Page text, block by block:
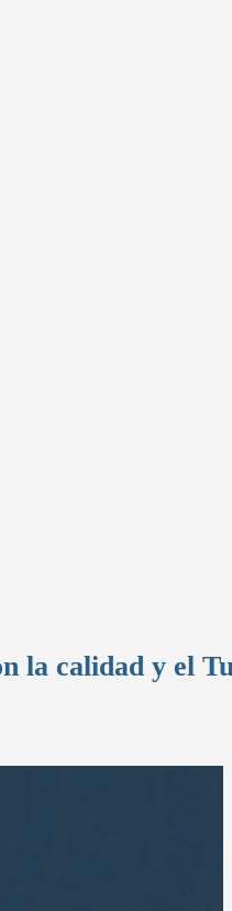
la calidad y el